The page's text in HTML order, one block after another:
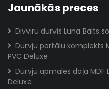
Jaunākās preces
Divviru durvis Luna Balts
Durvju portālu komplekts
PVC Deluxe
Durvju apmales daļa
Deluxe